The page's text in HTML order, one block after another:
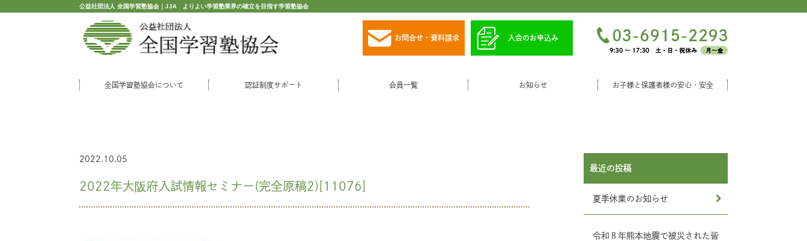
公益社団法人 全国学習塾協会｜JJA よりよい学習塾業界の確立を目指す学習塾協会
お問合せ・資料請求 入会のお申込み
全国学習塾協会について 認証制度サポート 会員一覧 お知らせ お子様と保護者様の安心・安全
2022.10.05
2022年大阪府入試情報セミナー(完全原稿2)[11076]
最近の投稿
夏季休業のお知らせ
令和８年熊本地震で被災された皆